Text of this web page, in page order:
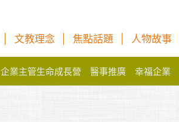
文教理念 焦點話題 人物故事
企業主管生命成長營 醫事推廣 幸福企業